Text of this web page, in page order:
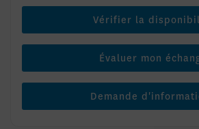
Vérifier la
Évaluer mon
Demande